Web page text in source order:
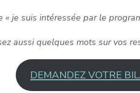
« je suis intéressée par le
aussi quelques mots sur vos
DEMANDEZ VOTRE